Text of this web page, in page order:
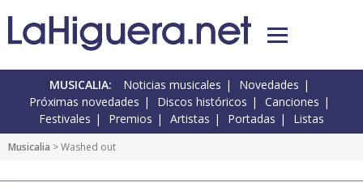
MUSICALIA: Noticias musicales
Novedades
Próximas novedades
Discos históricos
Canciones
Festivales
Premios Artistas Portadas Listas
Musicalia > Washed out